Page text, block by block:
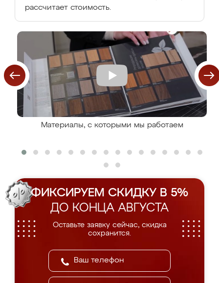
рассчитает стоимость.
Материалы, с которыми мы работаем
ФИКСИРУЕМ СКИДКУ В 5%
ДО КОНЦА АВГУСТА
Оставьте заявку сейчас, скидка
сохранится.